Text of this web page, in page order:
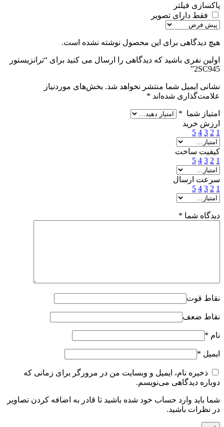
پاکسازی فیلتر
فقط دارای تصویر
هیچ دیدگاهی برای این محصول نوشته نشده است.
اولین نفری باشید که دیدگاهی را ارسال می کنید برای “ترانزیستور
2SC945”
نشانی ایمیل شما منتشر نخواهد شد. بخش‌های موردنیاز
علامت‌گذاری شده‌اند *
امتیاز شما *
ارزش خرید
1
2
3
4
5
کیفیت ساخت
1
2
3
4
5
سرعت ارسال
1
2
3
4
5
دیدگاه شما *
نقاط قوت
نقاط ضعف
نام *
ایمیل *
ذخیره نام، ایمیل و وبسایت من در مرورگر برای زمانی که
دوباره دیدگاهی می‌نویسم.
شما باید وارد حساب خود شده باشید تا قادر به اضافه کردن تصاویر
در نظرات باشید.